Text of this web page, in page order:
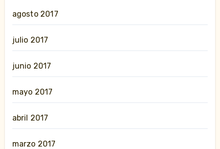
agosto 2017
julio 2017
junio 2017
mayo 2017
abril 2017
marzo 2017